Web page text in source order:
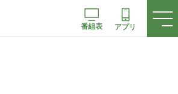
番組表 アプリ